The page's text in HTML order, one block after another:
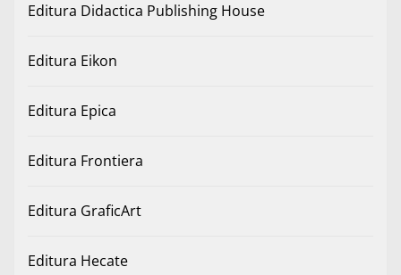
Editura Didactica Publishing House
Editura Eikon
Editura Epica
Editura Frontiera
Editura GraficArt
Editura Hecate